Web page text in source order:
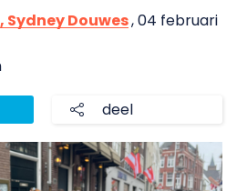
, Sydney Douwes, 04 februari
deel